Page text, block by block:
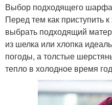
Выбор подходящего шарфа
Перед тем как
выбрать подходящий
из шелка или хлопка
погоды, а толстые
тепло в холодное время